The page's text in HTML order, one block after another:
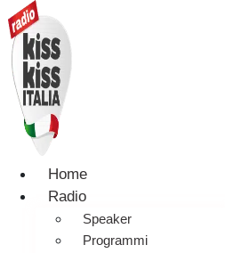
Home
Radio
Speaker
Programmi